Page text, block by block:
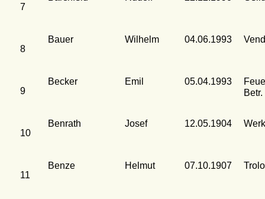
7
8
Bauer Wilhelm 04.06.1993
9
Becker Emil 05.04.1993
Betr.
10
Benrath Josef 12.05.1904
11
Benze Helmut 07.10.1907